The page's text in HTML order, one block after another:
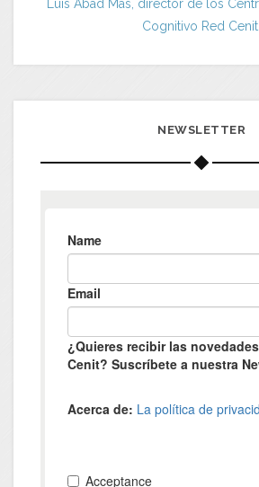
Luis Abad Más, director de los
Cognitivo Red Cenit.
NEWSLETTER